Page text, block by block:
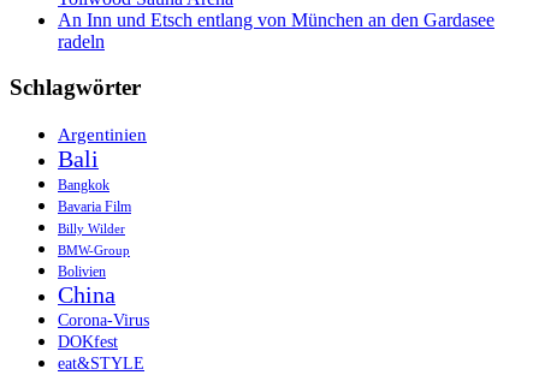
An Inn und Etsch entlang von München an den Gardasee
radeln
Schlagwörter
Argentinien
Bali
Bangkok
Bavaria Film
Billy Wilder
BMW-Group
Bolivien
China
Corona-Virus
DOKfest
eat&STYLE